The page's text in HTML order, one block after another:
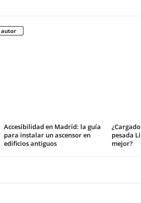
autor
Accesibilidad en Madrid: la guía
para instalar un ascensor en
edificios antiguos
pesada
mejor?